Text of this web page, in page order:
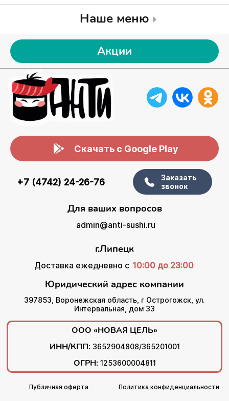
Наше меню
Акции
Скачать с Google Play
+7 (4742) 24-26-76
Заказать
звонок
Для ваших вопросов
admin@anti-sushi.ru
г.Липецк
Доставка ежедневно с 10:00 до 23:00
Юридический адрес компании
397853, Воронежская область, г Острогожск, ул.
Интервальная, дом 33
ООО «НОВАЯ ЦЕЛЬ»
ИНН/КПП: 3652904808/365201001
ОГРН: 1253600004811
Публичная оферта Политика конфиденциальности